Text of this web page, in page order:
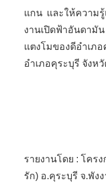
แกน และให้ความรู้
งานเปิดฟ้าอันดามั
แตงโมของดีอำเภ
อำเภอคุระบุรี จังหวั
รายงานโดย : โคร
รัก) อ.คุระบุรี จ.พังง